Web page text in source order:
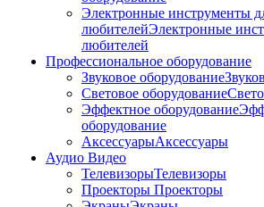
Электронные инструменты
любителейЭлектронные
любителей
Профессиональное оборудование
Звуковое оборудование
Световое оборудование
Эффектное оборудование
оборудование
АксессуарыАксессуары
Аудио Видео
ТелевизорыТелевизоры
Проекторы Проекторы